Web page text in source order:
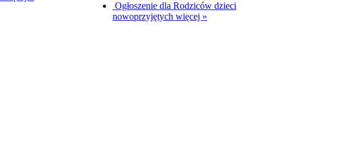
Ogłoszenie dla Rodziców dzieci
nowoprzyjętych więcej »